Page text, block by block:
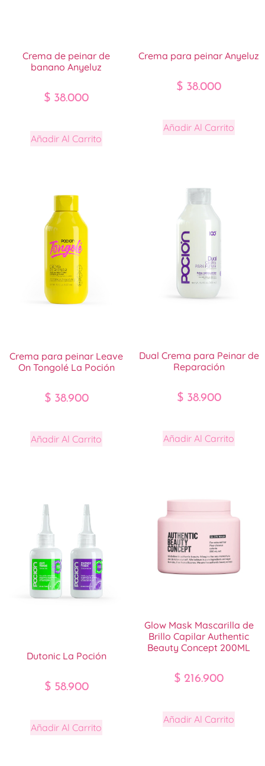
Crema de peinar de
banano Anyeluz
$ 38.000
Añadir Al Carrito
Crema para peinar Anyeluz
$ 38.000
Añadir Al Carrito
Crema para peinar Leave
On Tongolé La Poción
$38.900
Añadir Al Carrito
Dual Crema para Peinar de
Reparación
$38.900
Añadir Al Carrito
Dutonic La Poción
$58.900
Añadir Al Carrito
Glow Mask Mascarilla de
Brillo Capilar Authentic
Beauty Concept 200ML
$ 216.900
Añadir Al Carrito